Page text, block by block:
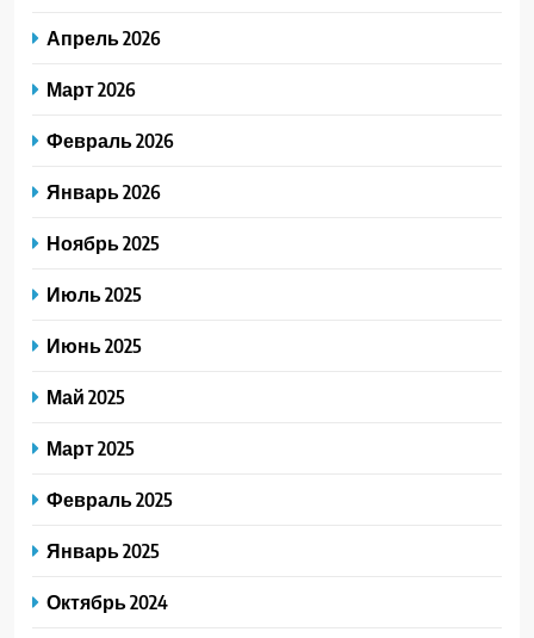
Апрель 2026
Март 2026
Февраль 2026
Январь 2026
Ноябрь 2025
Июль 2025
Июнь 2025
Май 2025
Март 2025
Февраль 2025
Январь 2025
Октябрь 2024